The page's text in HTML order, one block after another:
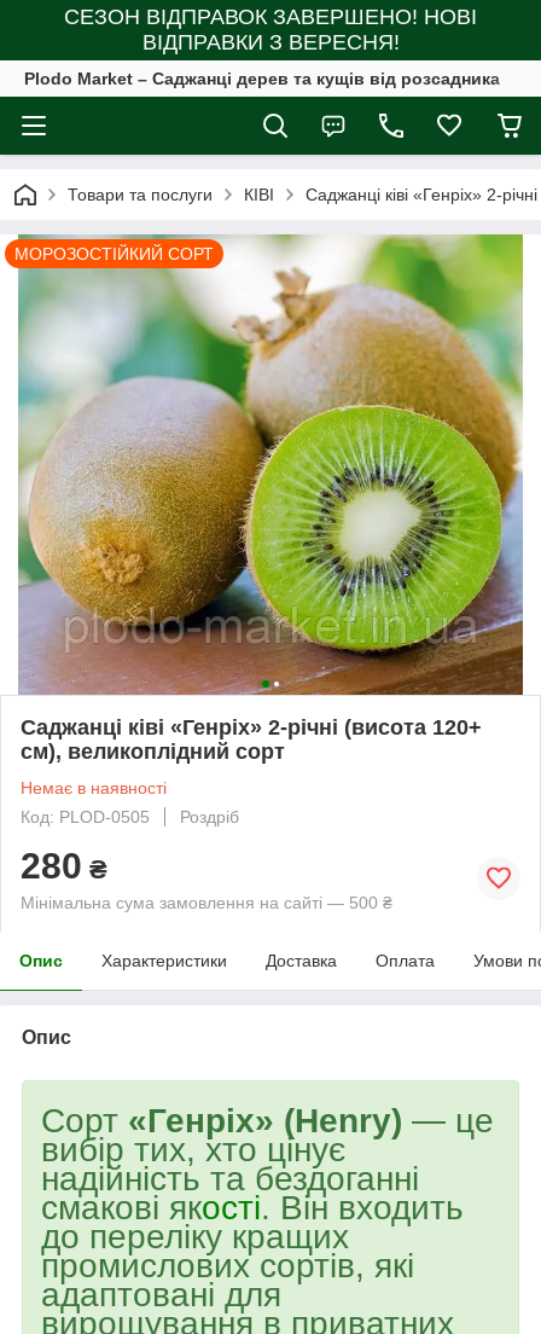
СЕЗОН ВІДПРАВОК ЗАВЕРШЕНО! НОВІ
ВІДПРАВКИ З ВЕРЕСНЯ!
Plodo Market – Саджанці дерев та кущів від розсадника
Товари та послуги КІВІ Саджанці ківі «Генріх» 2-
МОРОЗОСТІЙКИЙ СОРТ
Саджанці ківі «Генріх» 2-річні (висота 120+
см), великоплідний сорт
Немає в наявності
Код: PLOD-0505
Роздріб
280 ₴
Мінімальна сума замовлення на сайті — 500 ₴
Опис Характеристики Доставка Оплата Умови
Опис
Сорт «Генріх» (Henry) — це
вибір тих, хто цінує
надійність та бездоганні
смакові якості. Він входить
до переліку кращих
промислових сортів, які
адаптовані для
вирощування в приватних